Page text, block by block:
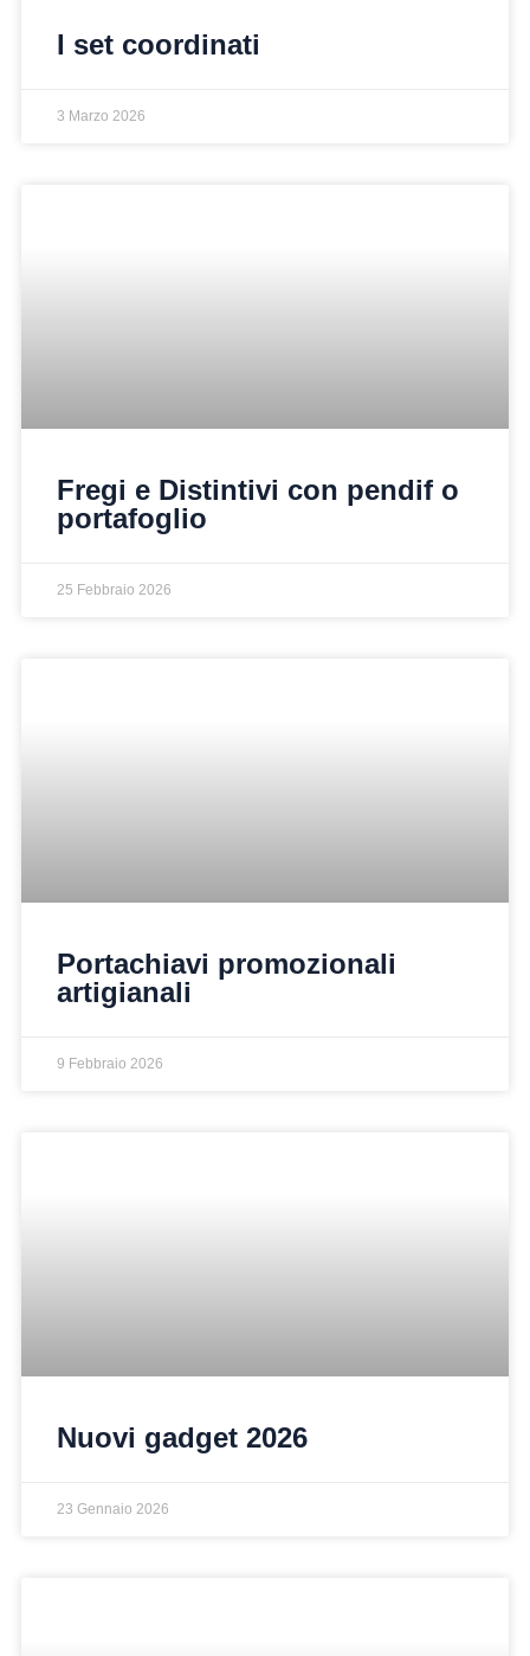
I set coordinati
3 Marzo 2026
Fregi e Distintivi con pendif o
portafoglio
25 Febbraio 2026
Portachiavi promozionali
artigianali
9 Febbraio 2026
Nuovi gadget 2026
23 Gennaio 2026